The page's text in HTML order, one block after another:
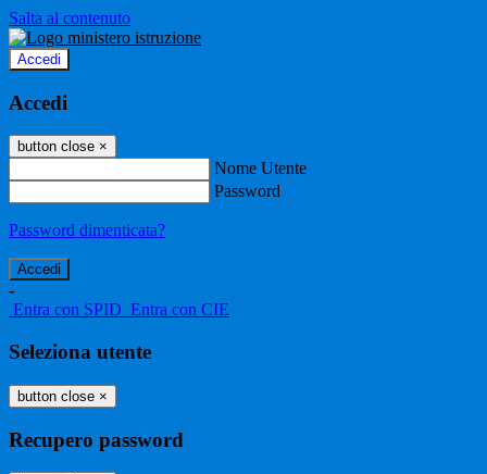
Salta al contenuto
Accedi
Accedi
button close ×
Nome Utente
Password
Password dimenticata?
-
Entra con SPID Entra con CIE
Seleziona utente
button close ×
Recupero password